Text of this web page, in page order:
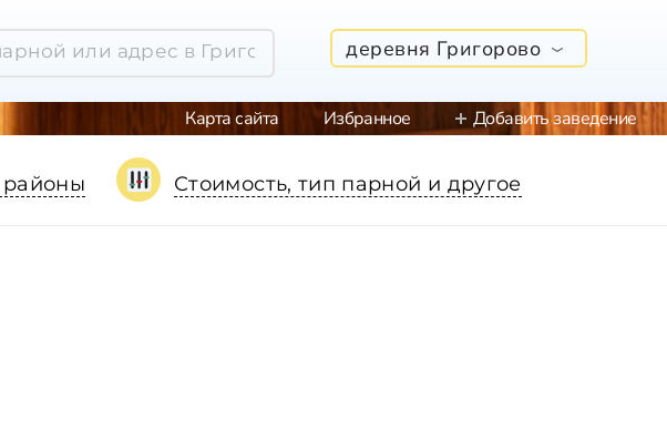
деревня Григорово
Карта сайта Избранное Добавить заведение
районы Стоимость, тип парной и другое